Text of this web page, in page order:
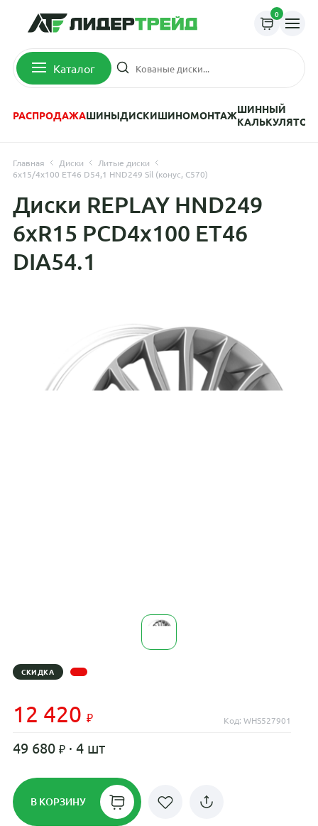
0
Каталог
РАСПРОДАЖАШИНЫДИСКИШИНОМОНТАЖШИННЫЙ
КАЛЬКУЛЯТОР
Главная Диски
Литые диски
6x15/4x100 ET46 D54,1 HND249 Sil (конус, C570)
Диски REPLAY HND249
6xR15 PCD4x100 ET46
DIA54.1
СКИДКА
12 420 Код: WHS527901
49 680 · 4 шт
В КОРЗИНУ